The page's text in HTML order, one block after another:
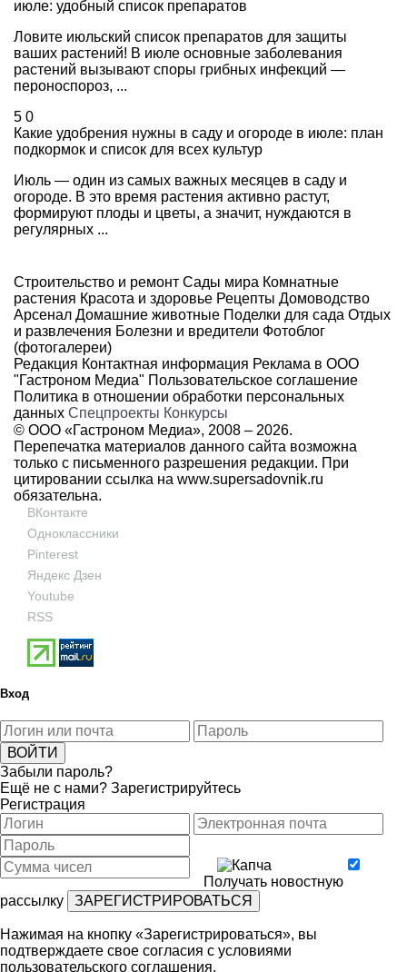
июле: удобный список препаратов
Ловите июльский список препаратов для защиты
ваших растений! В июле основные заболевания
растений вызывают споры грибных инфекций —
пероноспороз, ...
5 0
Какие удобрения нужны в саду и огороде в июле: план
подкормок и список для всех культур
Июль — один из самых важных месяцев в саду и
огороде. В это время растения активно растут,
формируют плоды и цветы, а значит, нуждаются в
регулярных ...
Строительство и ремонт Сады мира Комнатные
растения Красота и здоровье Рецепты Домоводство
Арсенал Домашние животные Поделки для сада Отдых
и развлечения Болезни и вредители Фотоблог
(фотогалереи)
Редакция Контактная информация Реклама в ООО
"Гастроном Медиа" Пользовательское соглашение
Политика в отношении обработки персональных
данных Спецпроекты Конкурсы
© ООО «Гастроном Медиа», 2008 – 2026.
Перепечатка материалов данного сайта возможна
только с письменного разрешения редакции. При
цитировании ссылка на www.supersadovnik.ru
обязательна.
ВКонтакте
Одноклассники
Pinterest
Яндекс Дзен
Youtube
RSS
Вход
Забыли пароль?
Ещё не с нами? Зарегистрируйтесь
Регистрация
Получать новостную
рассылку
Нажимая на кнопку «Зарегистрироваться», вы
подтверждаете свое согласия с условиями
пользовательского соглашения.